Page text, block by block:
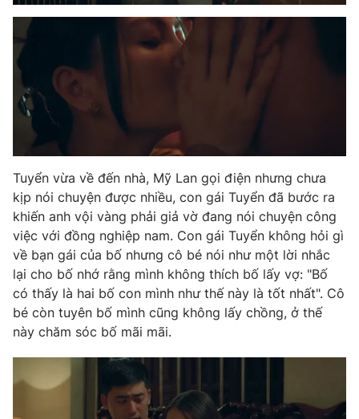
Tuyển vừa về đến nhà, Mỹ Lan gọi điện nhưng chưa
kịp nói chuyện được nhiều, con gái Tuyển đã bước ra
khiến anh vội vàng phải giả vờ đang nói chuyện công
việc với đồng nghiệp nam. Con gái Tuyển không hỏi gì
về bạn gái của bố nhưng cô bé nói như một lời nhắc
lại cho bố nhớ rằng mình không thích bố lấy vợ: "Bố
có thấy là hai bố con mình như thế này là tốt nhất". Cô
bé còn tuyên bố mình cũng không lấy chồng, ở thế
này chăm sóc bố mãi mãi.